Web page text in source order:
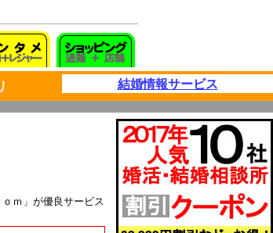
結婚情報サービス
ｍ」が優良サービス